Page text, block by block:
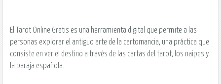
El Tarot Online Gratis es una herramienta digital que permite a las
personas explorar el antiguo arte de la cartomancia, una práctica que
consiste en ver el destino a través de las cartas del tarot, los naipes y
la baraja española.